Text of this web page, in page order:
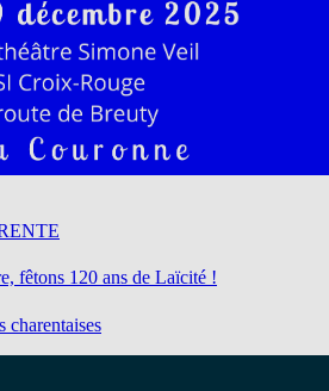
fêtons 120 ans de Laïcité !
charentaises